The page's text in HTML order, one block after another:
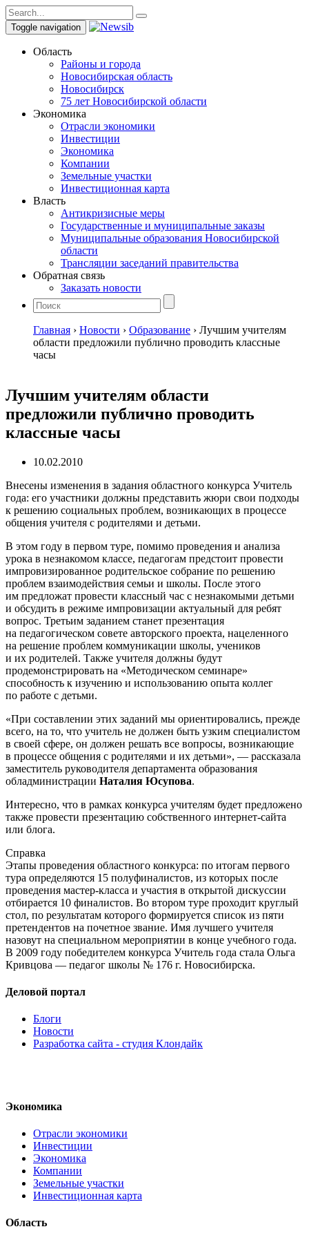
Toggle navigation
Область
Районы и города
Новосибирская область
Новосибирск
75 лет Новосибирской области
Экономика
Отрасли экономики
Инвестиции
Экономика
Компании
Земельные участки
Инвестиционная карта
Власть
Антикризисные меры
Государственные и муниципальные заказы
Муниципальные образования Новосибирской
области
Трансляции заседаний правительства
Обратная связь
Заказать новости
Главная › Новости › Образование › Лучшим учителям
области предложили публично проводить классные
часы
Лучшим учителям области
предложили публично проводить
классные часы
10.02.2010
Внесены изменения в задания областного конкурса Учитель
года: его участники должны представить жюри свои подходы
к решению социальных проблем, возникающих в процессе
общения учителя с родителями и детьми.
В этом году в первом туре, помимо проведения и анализа
урока в незнакомом классе, педагогам предстоит провести
импровизированное родительское собрание по решению
проблем взаимодействия семьи и школы. После этого
им предложат провести классный час с незнакомыми детьми
и обсудить в режиме импровизации актуальный для ребят
вопрос. Третьим заданием станет презентация
на педагогическом совете авторского проекта, нацеленного
на решение проблем коммуникации школы, учеников
и их родителей. Также учителя должны будут
продемонстрировать на «Методическом семинаре»
способность к изучению и использованию опыта коллег
по работе с детьми.
«При составлении этих заданий мы ориентировались, прежде
всего, на то, что учитель не должен быть узким специалистом
в своей сфере, он должен решать все вопросы, возникающие
в процессе общения с родителями и их детьми», — рассказала
заместитель руководителя департамента образования
обладминистрации Наталия Юсупова.
Интересно, что в рамках конкурса учителям будет предложено
также провести презентацию собственного интернет-сайта
или блога.
Справка
Этапы проведения областного конкурса: по итогам первого
тура определяются 15 полуфиналистов, из которых после
проведения мастер-класса и участия в открытой дискуссии
отбирается 10 финалистов. Во втором туре проходит круглый
стол, по результатам которого формируется список из пяти
претендентов на почетное звание. Имя лучшего учителя
назовут на специальном мероприятии в конце учебного года.
В 2009 году победителем конкурса Учитель года стала Ольга
Кривцова — педагог школы № 176 г. Новосибирска.
Деловой портал
Блоги
Новости
Разработка сайта - студия Клондайк
Экономика
Отрасли экономики
Инвестиции
Экономика
Компании
Земельные участки
Инвестиционная карта
Область